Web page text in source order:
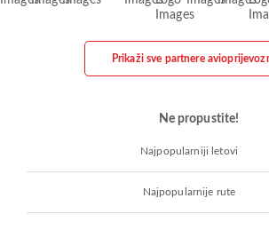
Prikaži sve partnere
Ne propustite!
Najpopularniji letovi
Najpopularnije rute